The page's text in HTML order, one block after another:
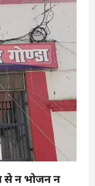
से न भोजन न